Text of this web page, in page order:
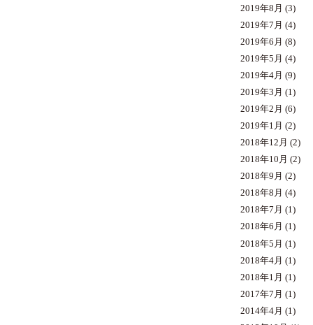
2019年8月 (3)
2019年7月 (4)
2019年6月 (8)
2019年5月 (4)
2019年4月 (9)
2019年3月 (1)
2019年2月 (6)
2019年1月 (2)
2018年12月 (2)
2018年10月 (2)
2018年9月 (2)
2018年8月 (4)
2018年7月 (1)
2018年6月 (1)
2018年5月 (1)
2018年4月 (1)
2018年1月 (1)
2017年7月 (1)
2014年4月 (1)